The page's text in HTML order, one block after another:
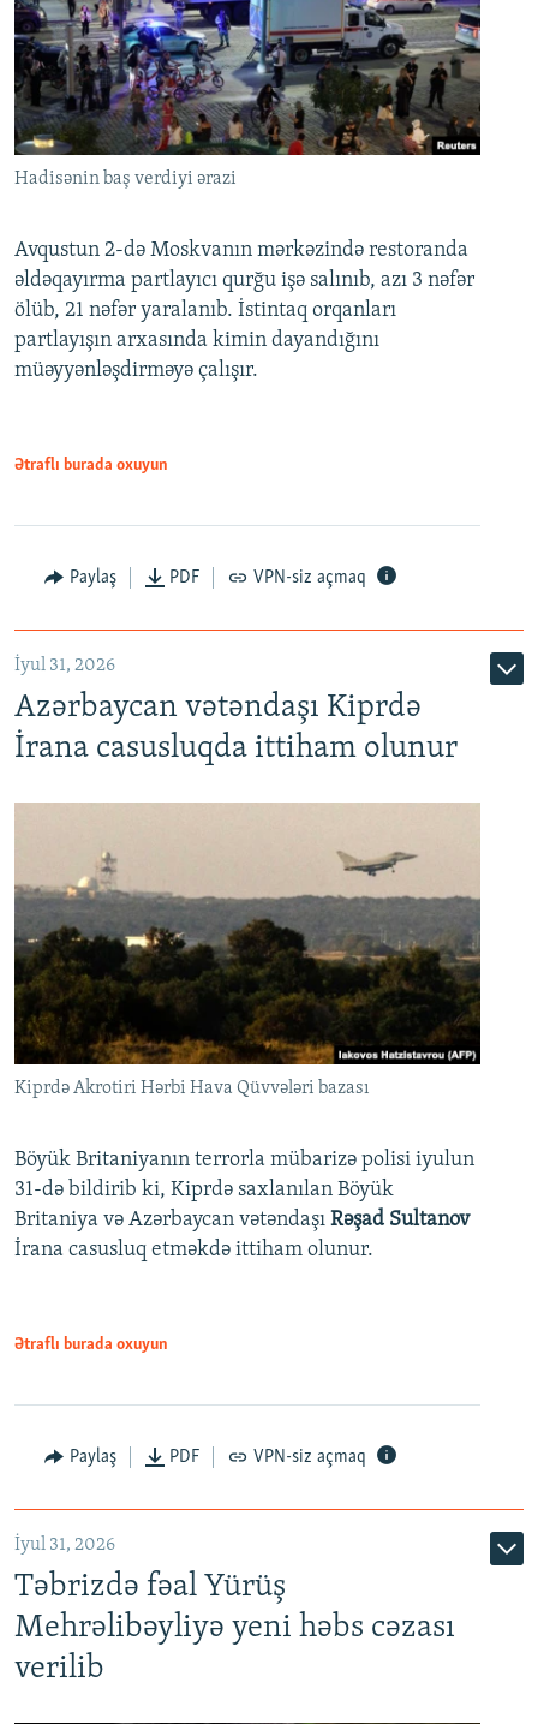
Hadisənin baş verdiyi ərazi
Avqustun 2-də Moskvanın mərkəzində restoranda
əldəqayırma partlayıcı qurğu işə salınıb, azı 3 nəfər
ölüb, 21 nəfər yaralanıb. İstintaq orqanları
partlayışın arxasında kimin dayandığını
müəyyənləşdirməyə çalışır.
Ətraflı burada oxuyun
Paylaş PDF VPN-siz açmaq
İyul 31, 2026
Azərbaycan vətəndaşı Kiprdə
İrana casusluqda ittiham olunur
Kiprdə Akrotiri Hərbi Hava Qüvvələri bazası
Böyük Britaniyanın terrorla mübarizə polisi iyulun
31-də bildirib ki, Kiprdə saxlanılan Böyük
Britaniya və Azərbaycan vətəndaşı Rəşad Sultanov
İrana casusluq etməkdə ittiham olunur.
Ətraflı burada oxuyun
Paylaş PDF VPN-siz açmaq
İyul 31, 2026
Təbrizdə fəal Yürüş
Mehrəlibəyliyə yeni həbs cəzası
verilib